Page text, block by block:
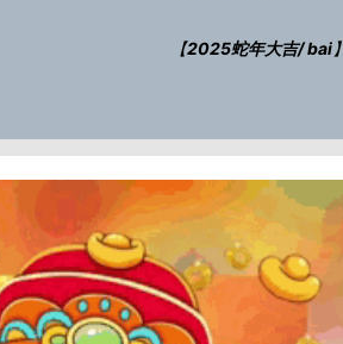
【2025蛇年大吉/ bai】